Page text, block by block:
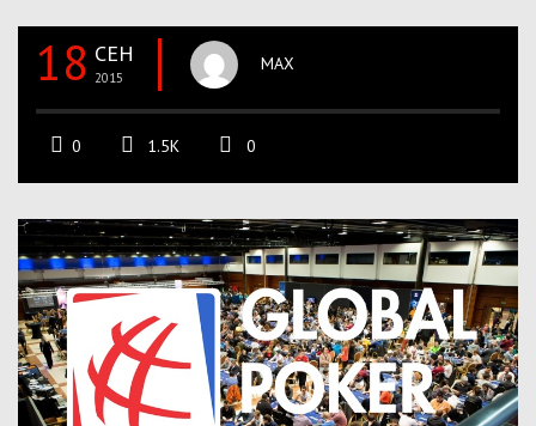
18 СЕН
2015
MAX
0 1.5K 0